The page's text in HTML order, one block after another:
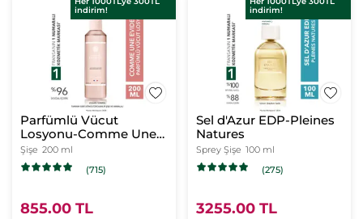
indirim!
Parfümlü Vücut
Losyonu-Comme Une
Evidence-Kadın
Parfüm-Vegan
Şişe 200 ml
(715)
855.00 TL
indirim!
Sel d'Azur EDP-Pleines
Natures
Sprey Şişe 100 ml
(275)
3255.00 TL